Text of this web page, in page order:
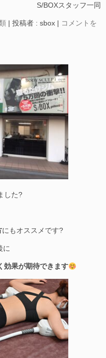
S/BOXスタッフ一同
| 投稿者 : sbox | コメントを
した?
にもオススメです?
に
効果が期待できます